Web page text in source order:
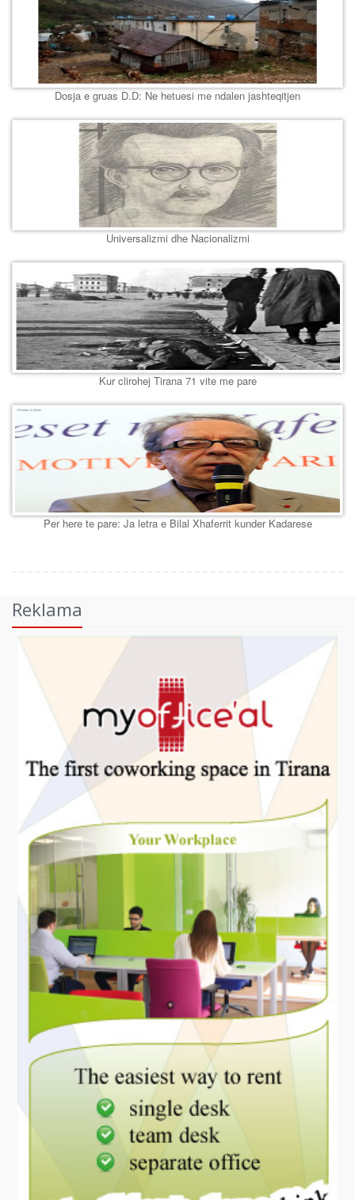
Dosja e gruas D.D: Ne hetuesi me ndalen jashteqitjen
Universalizmi dhe Nacionalizmi
Kur clirohej Tirana 71 vite me pare
Per here te pare: Ja letra e Bilal Xhaferrit kunder Kadarese
Reklama